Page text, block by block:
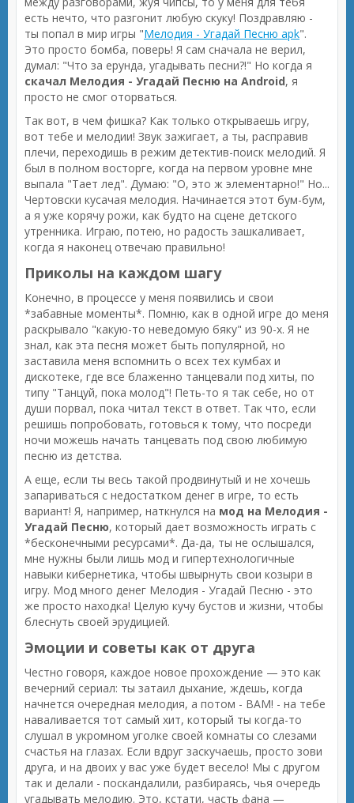
есть нечто, что разгонит любую скуку! Поздравляю -
ты попал в мир игры "Мелодия - Угадай Песню apk".
Это просто бомба, поверь! Я сам сначала не верил,
думал: "Что за ерунда, угадывать песни?!" Но когда я
скачал Мелодия - Угадай Песню на Android, я
просто не смог оторваться.
Так вот, в чем фишка? Как только открываешь игру,
вот тебе и мелодии! Звук зажигает, а ты, расправив
плечи, переходишь в режим детектив-поиск мелодий. Я
был в полном восторге, когда на первом уровне мне
выпала "Тает лед". Думаю: "О, это ж элементарно!" Но...
Чертовски кусачая мелодия. Начинается этот бум-бум,
а я уже корячу рожи, как будто на сцене детского
утренника. Играю, потею, но радость зашкаливает,
когда я наконец отвечаю правильно!
Приколы на каждом шагу
Конечно, в процессе у меня появились и свои
*забавные моменты*. Помню, как в одной игре до меня
раскрывало "какую-то неведомую бяку" из 90-х. Я не
знал, как эта песня может быть популярной, но
заставила меня вспомнить о всех тех кумбах и
дискотеке, где все блаженно танцевали под хиты, по
типу "Танцуй, пока молод"! Петь-то я так себе, но от
души порвал, пока читал текст в ответ. Так что, если
решишь попробовать, готовься к тому, что посреди
ночи можешь начать танцевать под свою любимую
песню из детства.
А еще, если ты весь такой продвинутый и не хочешь
запариваться с недостатком денег в игре, то есть
вариант! Я, например, наткнулся на мод на Мелодия -
Угадай Песню, который дает возможность играть с
*бесконечными ресурсами*. Да-да, ты не ослышался,
мне нужны были лишь мод и гипертехнологичные
навыки кибернетика, чтобы швырнуть свои козыри в
игру. Мод много денег Мелодия - Угадай Песню - это
же просто находка! Целую кучу бустов и жизни, чтобы
блеснуть своей эрудицией.
Эмоции и советы как от друга
Честно говоря, каждое новое прохождение — это как
вечерний сериал: ты затаил дыхание, ждешь, когда
начнется очередная мелодия, а потом - BAM! - на тебе
наваливается тот самый хит, который ты когда-то
слушал в укромном уголке своей комнаты со слезами
счастья на глазах. Если вдруг заскучаешь, просто зови
друга, и на двоих у вас уже будет весело! Мы с другом
так и делали - поскандалили, разбираясь, чья очередь
угадывать мелодию. Это, кстати, часть фана —